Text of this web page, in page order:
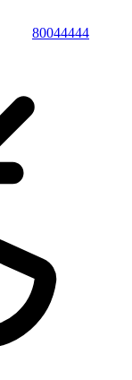
80044444